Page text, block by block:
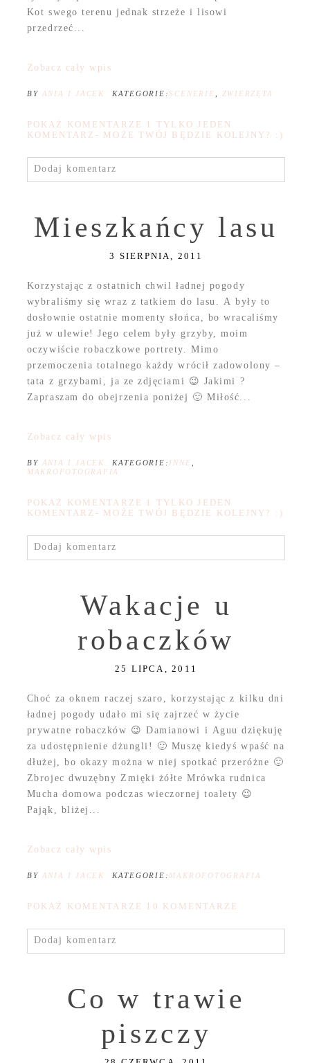
Kot swego terenu jednak strzeże i lisowi
przedrzeć...
Zobacz cały wpis
BY ANIA I JACEK KATEGORIE:SCENERIE , ZWIERZĘTA
POKAŻ KOMENTARZE
1 TYLKO JEDEN
KOMENTARZ- MOŻE TWÓJ BĘDZIE KOLEJNY? :)
Dodaj komentarz
Mieszkańcy lasu
3 SIERPNIA, 2011
Korzystając z ostatnich chwil ładnej pogody
wybraliśmy się wraz z tatkiem do lasu. A były to
dosłownie ostatnie momenty słońca, bo wracaliśmy
już w ulewie! Jego celem były grzyby, moim
oczywiście robaczkowe portrety. Mimo
przemoczenia totalnego każdy wrócił zadowolony –
tata z grzybami, ja ze zdjęciami 😉 Jakimi ?
Zapraszam do obejrzenia poniżej 🙂 Miłość...
Zobacz cały wpis
BY ANIA I JACEK KATEGORIE: INNE ,
MAKROFOTOGRAFIA
POKAŻ KOMENTARZE
1 TYLKO JEDEN
KOMENTARZ- MOŻE TWÓJ BĘDZIE KOLEJNY? :)
Dodaj komentarz
Wakacje u
robaczków
25 LIPCA, 2011
Choć za oknem raczej szaro, korzystając z kilku dni
ładnej pogody udało mi się zajrzeć w życie
prywatne robaczków 😉 Damianowi i Aguu dziękuję
za udostępnienie dżungli! 🙂 Muszę kiedyś wpaść na
dłużej, bo okazy można w niej spotkać przeróżne 🙂
Zbrojec dwuzębny Zmięki żółte Mrówka rudnica
Mucha domowa podczas wieczornej toalety 😉
Pająk, bliżej...
Zobacz cały wpis
BY ANIA I JACEK KATEGORIE: MAKROFOTOGRAFIA
POKAŻ KOMENTARZE 10 KOMENTARZE
Dodaj komentarz
Co w trawie
piszczy